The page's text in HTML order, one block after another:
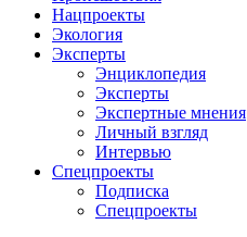
Нацпроекты
Экология
Эксперты
Энциклопедия
Эксперты
Экспертные мнения
Личный взгляд
Интервью
Спецпроекты
Подписка
Спецпроекты